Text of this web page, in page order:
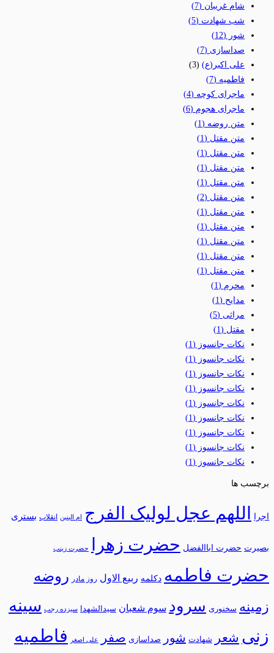
شام غریبان (7)
شب شهادت (5)
شور (12)
صداسازی (7)
علی اکبر(ع) (3)
فاطمیه (7)
ماجرای کوچه (4)
ماجرای هجوم (6)
متن روضه (1)
متن مقتل (1)
متن مقتل (1)
متن مقتل (1)
متن مقتل (1)
متن مقتل (2)
متن مقتل (1)
متن مقتل (1)
متن مقتل (1)
متن مقتل (1)
متن مقتل (1)
محرم (1)
مدایح (1)
مراثی (5)
مقتل (1)
نکات جانسوز (1)
نکات جانسوز (1)
نکات جانسوز (1)
نکات جانسوز (1)
نکات جانسوز (1)
نکات جانسوز (1)
نکات جانسوز (1)
نکات جانسوز (1)
نکات جانسوز (1)
برچسب ها
اجرا اللهم عجل لولیک الفرج ام البنین انقلاب بستری
بصیرت حضرت اباالفضل حضرت زهرا حضرت زینب
حضرت فاطمه دکلمه ربیع الاول روز مادر روضه
زمینه سخنوری سرود سوم شعبان سیدالشهدا سیزده رجب سینه
زنی شعر شهادت شور صداسازی صفر علی اصغر فاطمیه